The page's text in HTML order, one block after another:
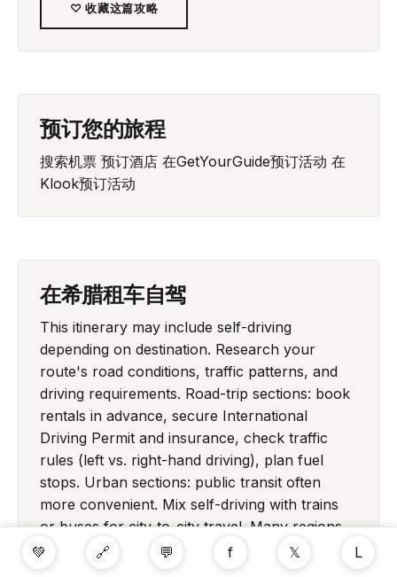
♡ 收藏这篇攻略
预订您的旅程
搜索机票 预订酒店 在GetYourGuide预订活动 在
Klook预订活动
在希腊租车自驾
This itinerary may include self-driving
depending on destination. Research your
route's road conditions, traffic patterns, and
driving requirements. Road-trip sections: book
rentals in advance, secure International
Driving Permit and insurance, check traffic
rules (left vs. right-hand driving), plan fuel
stops. Urban sections: public transit often
more convenient. Mix self-driving with trains
or buses for city-to-city travel. Many regions
offer excellent public transportation—don't
assume car rental necessary. Balance
💚 🔗 💬 f 𝕏 L